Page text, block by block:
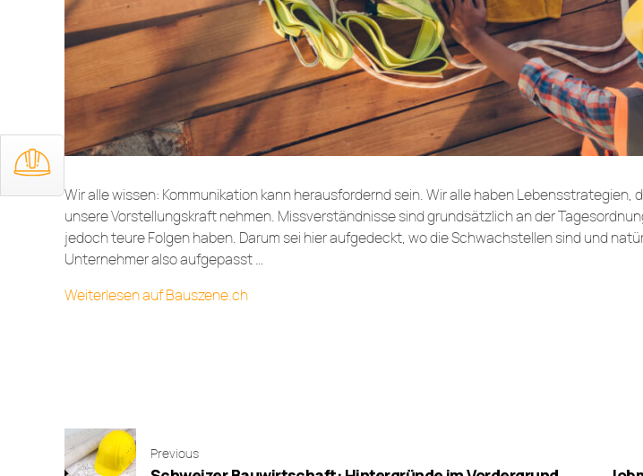
Wir alle wissen: Kommunikation kann herausfordernd sein. Wir alle haben
unsere Vorstellungskraft nehmen. Missverständnisse sind grundsätzlich an der
jedoch teure Folgen haben. Darum sei hier aufgedeckt, wo die Schwachstellen sind und
Unternehmer also aufgepasst …
Weiterlesen auf Bauszene.ch
Previous